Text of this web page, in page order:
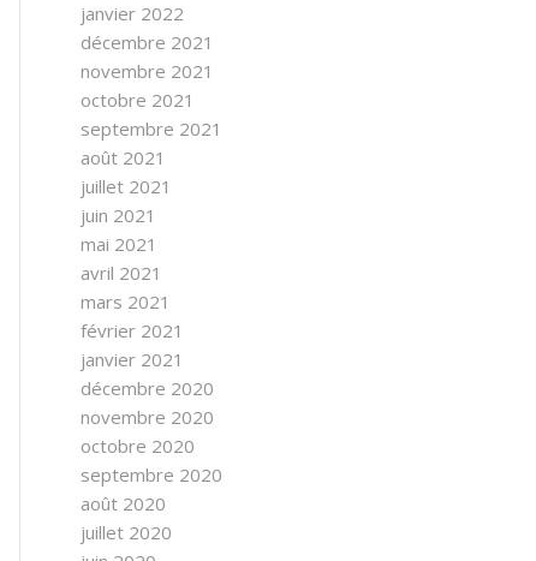
janvier 2022
décembre 2021
novembre 2021
octobre 2021
septembre 2021
août 2021
juillet 2021
juin 2021
mai 2021
avril 2021
mars 2021
février 2021
janvier 2021
décembre 2020
novembre 2020
octobre 2020
septembre 2020
août 2020
juillet 2020